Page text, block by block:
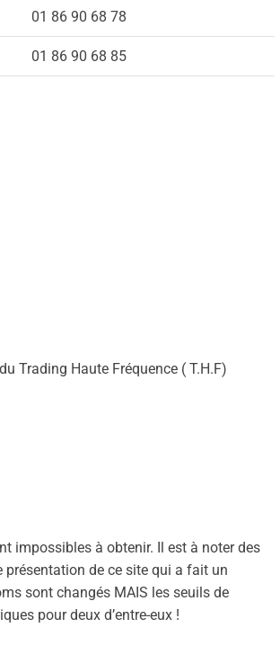
01 86 90 68 78
01 86 90 68 85
Trading Haute Fréquence ( T.H.F)
impossibles à obtenir. Il est à noter des
de ce site qui a fait un
sont changés MAIS les seuils de
pour deux d’entre-eux !